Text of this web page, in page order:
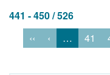
441 - 450 / 526
‹‹
‹ … 41